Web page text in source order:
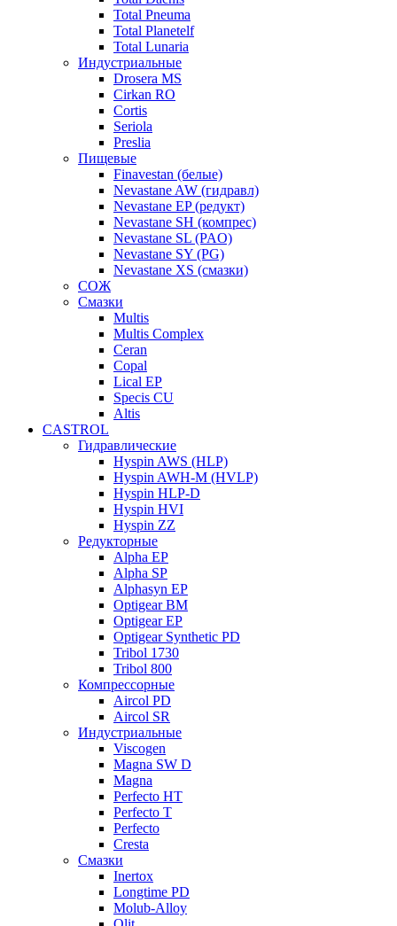
Total Pneuma
Total Planetelf
Total Lunaria
Индустриальные
Drosera MS
Cirkan RO
Cortis
Seriola
Preslia
Пищевые
Finavestan (белые)
Nevastane AW (гидравл)
Nevastane EP (редукт)
Nevastane SH (компрес)
Nevastane SL (PAO)
Nevastane SY (PG)
Nevastane XS (смазки)
СОЖ
Смазки
Multis
Multis Complex
Ceran
Copal
Lical EP
Specis CU
Altis
CASTROL
Гидравлические
Hyspin AWS (HLP)
Hyspin AWH-M (HVLP)
Hyspin HLP-D
Hyspin HVI
Hyspin ZZ
Редукторные
Alpha EP
Alpha SP
Alphasyn EP
Optigear BM
Optigear EP
Optigear Synthetic PD
Tribol 1730
Tribol 800
Компрессорные
Aircol PD
Aircol SR
Индустриальные
Viscogen
Magna SW D
Magna
Perfecto HT
Perfecto T
Perfecto
Cresta
Смазки
Inertox
Longtime PD
Molub-Alloy